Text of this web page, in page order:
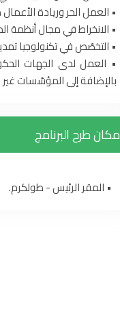
• العمل الحر وريادة
• الانخراط في مجال أنظمة
• التخصّص في تكنولوجيا
• العمل لدى الجهات
بالإضافة إلى المؤسّسات
مكان طرح البرنامج
• المقر الرئيس - طولكرم.